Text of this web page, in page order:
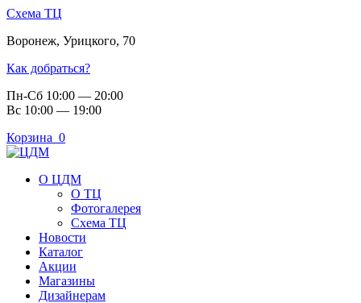
Схема ТЦ
Воронеж, Урицкого, 70
Как добраться?
Пн-Сб 10:00 — 20:00
Вс 10:00 — 19:00
Корзина 0
О ЦДМ
О ТЦ
Фотогалерея
Схема ТЦ
Новости
Каталог
Акции
Магазины
Дизайнерам